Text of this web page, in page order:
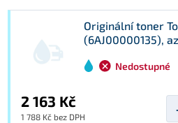
Originální toner
(6AJ00000135),
Nedostupné
2 163 Kč
1 788 Kč bez DPH